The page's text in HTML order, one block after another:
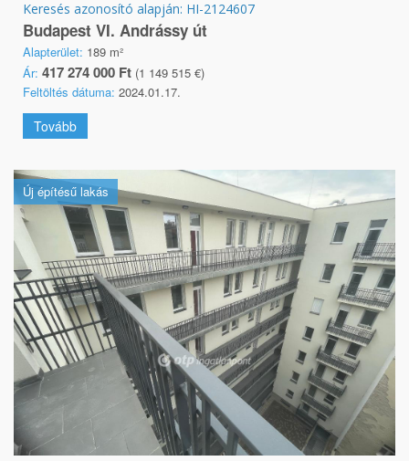
Keresés azonosító alapján: HI-2124607
Budapest VI. Andrássy út
Alapterület: 189 m²
Ár: 417 274 000 Ft (1 149 515 €)
Feltöltés dátuma: 2024.01.17.
Tovább
Új építésű lakás